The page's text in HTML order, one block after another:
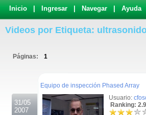
Inicio Ingresar Navegar Ayuda
Videos por Etiqueta:
Páginas: 1
31/05
2007
Equipo de inspección Phased Array
Usuario:
Ranking: 2.9